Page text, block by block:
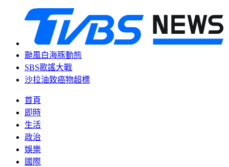
颱風白海豚動態
SBS歌謠大戰
沙拉油致癌物超標
首頁
即時
生活
政治
娛樂
國際